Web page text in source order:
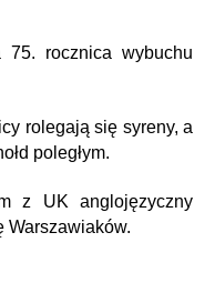
rocznica wybuchu
rolegają się syreny, a
poległym.
z UK anglojęzyczny
Warszawiaków.